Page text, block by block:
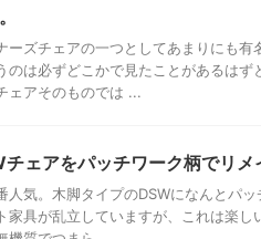
ーズチェアの一つとしてあまりにも有
のは必ずどこかで見たことがあるはず
ェアそのものでは ...
ェアをパッチワーク柄でリメ
人気。木脚タイプのDSWになんとパ
家具が乱立していますが、これは楽し